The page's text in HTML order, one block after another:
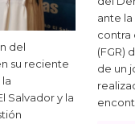
del
su reciente
Salvador y la
ante la
contra
(FGR)
de un